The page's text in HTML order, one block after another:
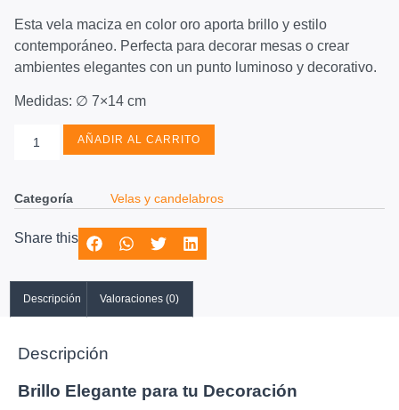
Esta vela maciza en color oro aporta brillo y estilo
contemporáneo. Perfecta para decorar mesas o crear
ambientes elegantes con un punto luminoso y decorativo.
Medidas: ∅ 7×14 cm
AÑADIR AL CARRITO
Categoría Velas y candelabros
Share this
Descripción Valoraciones (0)
Descripción
Brillo Elegante para tu Decoración